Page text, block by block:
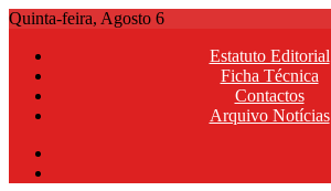
Skip
content
Quinta-feira, Agosto 6
Estatuto Editorial
Ficha Técnica
Contactos
Arquivo Notícias